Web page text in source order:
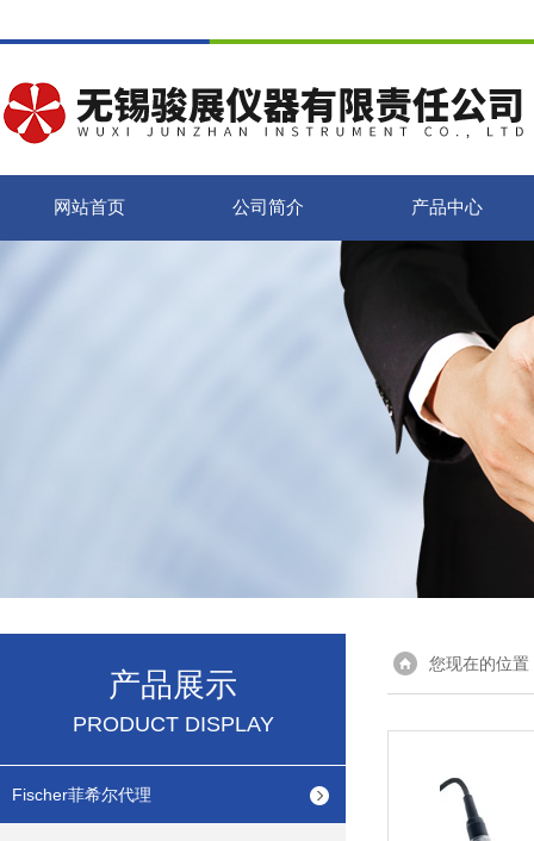
网站首页 公司简介 产品中心
产品展示
PRODUCT DISPLAY
Fischer菲希尔代理
您现在的位置